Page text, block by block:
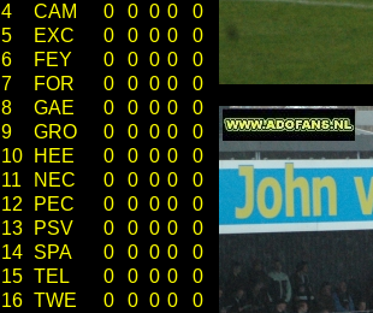
4
CAM 0 0 0 0
0
5
EXC 0 0 0 0
0
6
FEY 0 0 0 0
0
7
FOR 0 0 0 0
0
8
GAE 0 0 0 0
0
9
GRO 0 0 0 0
0
10
HEE 0 0 0 0
0
11
NEC 0 0 0 0
0
12
PEC 0 0 0 0
0
13
PSV 0 0 0 0
0
14 SPA 0 0 0 0
0
15 TEL 0 0 0 0
0
16 TWE 0 0 0 0
0